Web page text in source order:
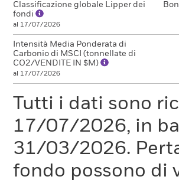
Classificazione globale Lipper dei
fondi
al 17/07/2026
Intensità Media Ponderata di
Carbonio di MSCI (tonnellate di
CO2/VENDITE IN $M)
al 17/07/2026
Tutti i dati sono
17/07/2026, in
31/03/2026.
fondo possono di